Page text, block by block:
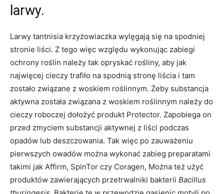
larwy.
Larwy tantnisia krzyżowiaczka wylęgają się na spodniej
stronie liści. Z tego więc względu wykonując zabiegi
ochrony roślin należy tak opryskać rośliny, aby jak
najwięcej cieczy trafiło na spodnią stronę liścia i tam
zostało związane z woskiem roślinnym. Żeby substancja
aktywna została związana z woskiem roślinnym należy do
cieczy roboczej dołożyć produkt Protector. Zapobiega on
przed zmyciem substancji aktywnej z liści podczas
opadów lub deszczowania. Tak więc po zauważeniu
pierwszych owadów można wykonać zabieg preparatami
takimi jak Affirm, SpinTor czy Coragen, Można też użyć
produktów zawierających przetrwalniki bakterii Bacillus